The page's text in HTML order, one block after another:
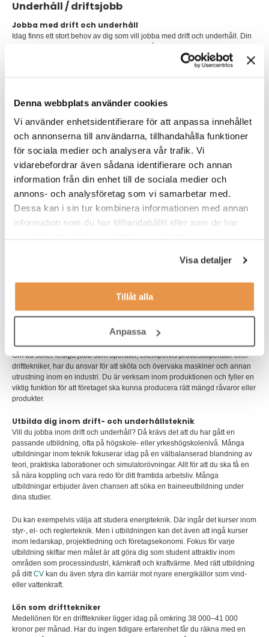
Denna webbplats använder cookies
Vi använder enhetsidentifierare för att anpassa innehållet
och annonserna till användarna, tillhandahålla funktioner
för sociala medier och analysera vår trafik. Vi
vidarebefordrar även sådana identifierare och annan
information från din enhet till de sociala medier och
annons- och analysföretag som vi samarbetar med.
Dessa kan i sin tur kombinera informationen med annan
information som du har tillhandahållit eller som de har
Visa detaljer
Tillåt alla
Anpassa
Underhåll / driftsjobb
Jobba med drift och underhåll
Idag finns ett stort behov av dig som vill jobba med drift och underhåll. Din
kunskap och dina tjänster är nödvändiga på alla företag som producerar
processoperatör eller drifttekniker så finns det många arbetstillfällen och
vill prova något nytt. Vi påTNG Techgör det också möjligt för dig att söka
jobb vetenskapligt och fördomsfritt.
Olika jobb inom drift och underhåll
Drift- och underhållsbranschen är i en ständig utveckling. Arbetet kan vara
allt mellan enklare fastighetsskötsel till jobb som drifttekniker i en större
industri och övervaka dess drift.
Det finns flera saker som är viktiga när man ska söka driftsjobb och jobb
inom underhåll. Många av yrkesrollerna är tekniska och passar dig som ar
Det är också av största vikt att du har ett säkerhetstänk. Oavsett om du
inte orsaka några skador på såväl verksamhet som människor. Samma sak
gäller jobb som underhållselektriker, underhållsmekaniker och
underhållet och driften av en maskinpark.
Om du söker lediga jobb som operatör, exempelvis processoperatör eller
drifttekniker, har du ansvar för att sköta och övervaka maskiner och annan
utrustning inom en industri. Du är verksam inom produktionen och fyller en
viktig funktion för att företaget ska kunna producera rätt mängd råvaror eller
produkter.
Utbilda dig inom drift- och underhållsteknik
Vill du jobba inom drift och underhåll? Då krävs det att du har gått en
passande utbildning, ofta på högskole- eller yrkeshögskolenivå. Många
utbildningar inom teknik fokuserar idag på en välbalanserad blandning av
teori, praktiska laborationer och simulatorövningar. Allt för att du ska få en
så nära koppling och vara redo för ditt framtida arbetsliv. Många
utbildningar erbjuder även chansen att söka en traineeutbildning under
dina studier.
Du kan exempelvis välja att studera energiteknik. Där ingår det kurser inom
styr-, el- och reglerteknik. Men i utbildningen kan det även att ingå kurser
inom ledarskap, projektledning och företagsekonomi. Fokus för varje
utbildning skiftar men målet är att göra dig som student attraktiv inom
områden som processindustri, kärnkraft och kraftvärme. Med rätt utbildning
på ditt CV kan du även styra din karriär mot nyare energikällor som vind-
eller vattenkraft.
Lön som drifttekniker
Medellönen för en drifttekniker ligger idag på omkring 38 000–41 000
kronor per månad. Har du ingen tidigare erfarenhet får du räkna med en